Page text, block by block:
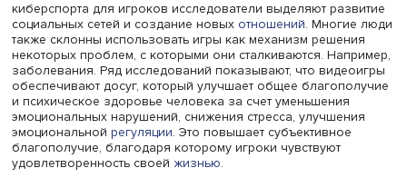
Физическое здоровье игроков зависит от осанки,
расположения монитора, клавиатуры и мышки, а также
требует дисциплинированности и навыков тайм-
Более эффективное управление временем, например
сочетание киберспортивных тренировок с физической
активностью, планирование пауз между играми и
тренировками, выделение времени для других видов
деятельности и досуга, способствует успеху в спорте и
сохранению здоровья.